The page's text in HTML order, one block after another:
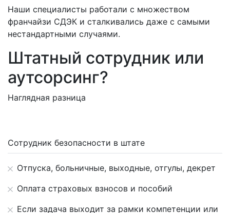
Наши специалисты работали с множеством
франчайзи СДЭК и сталкивались даже с самыми
нестандартными случаями.
Штатный сотрудник или
аутсорсинг?
Наглядная разница
Сотрудник безопасности в штате
Отпуска, больничные, выходные, отгулы, декрет
Оплата страховых взносов и пособий
Если задача выходит за рамки компетенции или